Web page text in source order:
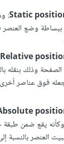
:
وضع العنصر
وذلك بنقله
جعله فوق عناصر
وكأنه يقع ضمن
العنصر